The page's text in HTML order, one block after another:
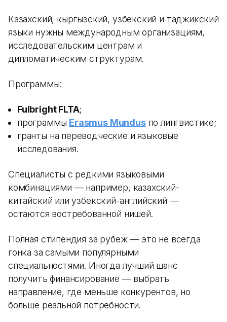
Казахский, кыргызский, узбекский и таджикский
языки нужны международным организациям,
исследовательским центрам и
дипломатическим структурам.
Программы:
Fulbright FLTA;
программы Erasmus Mundusпо лингвистике;
гранты на переводческие и языковые
исследования.
Специалисты с редкими языковыми
комбинациями — например, казахский-
китайский или узбекский-английский —
остаются востребованной нишей.
Полная стипендия за рубеж — это не всегда
гонка за самыми популярными
специальностями. Иногда лучший шанс
получить финансирование — выбрать
направление, где меньше конкурентов, но
больше реальной потребности.